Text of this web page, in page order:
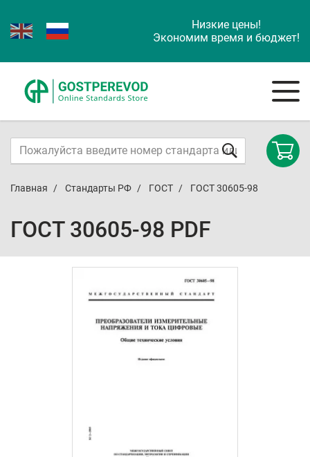
Низкие цены!
Экономим время и бюджет!
Главная Стандарты РФ ГОСТ ГОСТ 30605-98
ГОСТ 30605-98 PDF